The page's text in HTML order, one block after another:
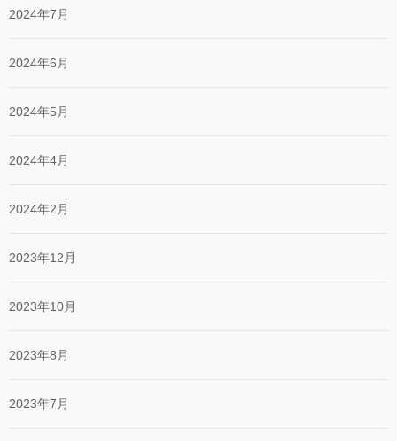
2024年7月
2024年6月
2024年5月
2024年4月
2024年2月
2023年12月
2023年10月
2023年8月
2023年7月